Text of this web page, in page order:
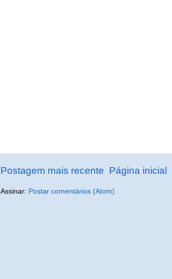
Postagem mais recente Página inicial
Assinar: Postar comentários (Atom)